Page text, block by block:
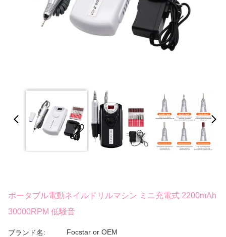
ポータブル電動ネイルドリルマシン ミニ充電式 2200mAh
30000RPM 低騒音
ブランド名: Focstar or OEM